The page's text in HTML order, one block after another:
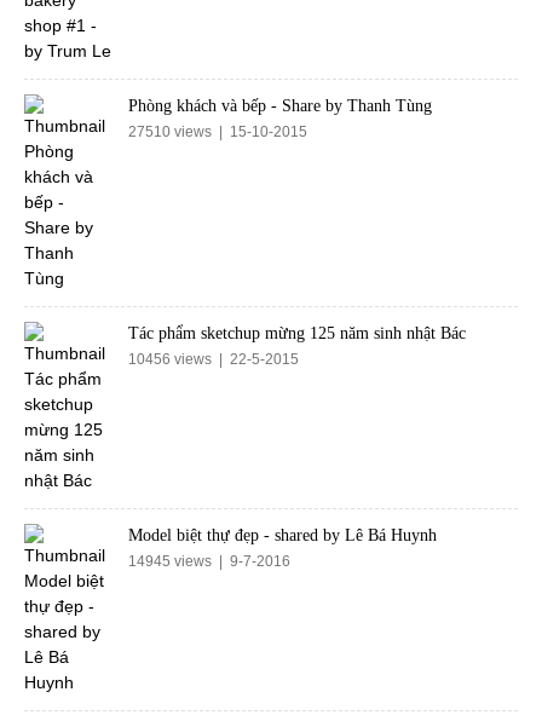
Phòng khách và bếp - Share by Thanh Tùng
27510 views | 15-10-2015
Tác phẩm sketchup mừng 125 năm sinh nhật Bác
10456 views | 22-5-2015
Model biệt thự đẹp - shared by Lê Bá Huynh
14945 views | 9-7-2016